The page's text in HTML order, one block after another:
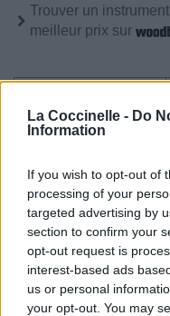
La Coccinelle - Do
Information
If you wish to opt-out of
processing of your
targeted advertising by
section to confirm your
opt-out request is
interest-based ads
us or personal
your opt-out. You may
Trouver un
meilleur prix sur
Commentaires
Voir la vidéo
Chanson sans